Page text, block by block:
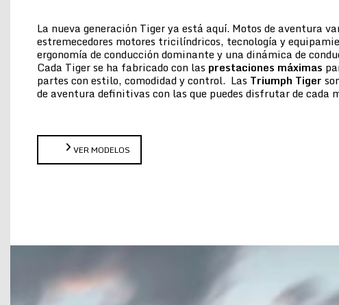
La nueva generación Tiger ya está aquí. Motos de aventura
estremecedores motores tricilíndricos, tecnología y
ergonomía de conducción dominante y una dinámica de
Cada Tiger se ha fabricado con las prestaciones máximas
partes con estilo, comodidad y control. Las Triumph Tiger
de aventura definitivas con las que puedes disfrutar de cada
VER MODELOS